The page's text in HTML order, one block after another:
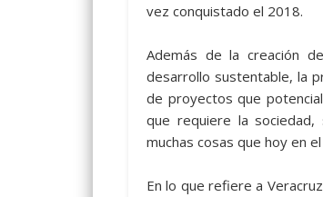
vez conquistado el 2018.
Además de la creación
desarrollo sustentable, la
de proyectos que
que requiere la
muchas cosas que hoy en
En lo que refiere a